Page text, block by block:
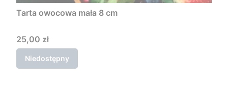
Tarta owocowa mała 8 cm
Cena
25,00 zł
Niedostępny